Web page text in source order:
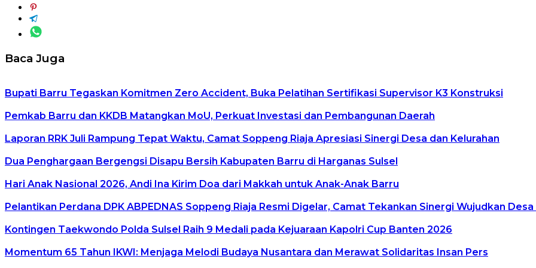
Baca Juga
Bupati Barru Tegaskan Komitmen Zero Accident, Buka Pelatihan Sertifikasi Supervisor K3 Konstruksi
Pemkab Barru dan KKDB Matangkan MoU, Perkuat Investasi dan Pembangunan Daerah
Laporan RRK Juli Rampung Tepat Waktu, Camat Soppeng Riaja Apresiasi Sinergi Desa dan Kelurahan
Dua Penghargaan Bergengsi Disapu Bersih Kabupaten Barru di Harganas Sulsel
Hari Anak Nasional 2026, Andi Ina Kirim Doa dari Makkah untuk Anak-Anak Barru
Pelantikan Perdana DPK ABPEDNAS Soppeng Riaja Resmi Digelar, Camat Tekankan Sinergi Wujudkan Desa
Kontingen Taekwondo Polda Sulsel Raih 9 Medali pada Kejuaraan Kapolri Cup Banten 2026
Momentum 65 Tahun IKWI: Menjaga Melodi Budaya Nusantara dan Merawat Solidaritas Insan Pers